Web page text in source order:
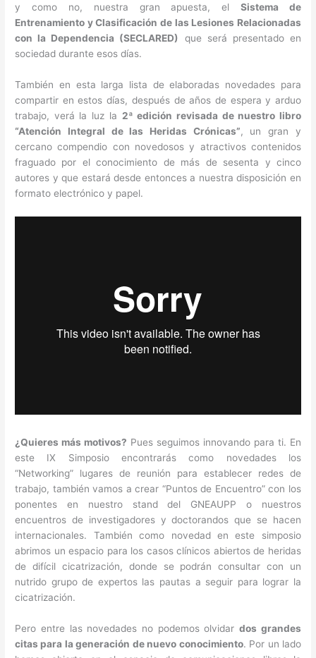
y como no, nuestra gran apuesta, elSistema de
Entrenamiento y Clasificación de las Lesiones Relacionadas
con la Dependencia (SECLARED) que será presentado en
sociedad durante esos días.
También en esta larga lista de elaboradas novedades para
compartir en estos días, después de años de espera y arduo
trabajo, verá la luz la 2ª edición revisada de nuestro libro
“Atención Integral de las Heridas Crónicas”, un gran y
cercano compendio con novedosos y atractivos contenidos
fraguado por el conocimiento de más de sesenta y cinco
autores y que estará desde entonces a nuestra disposición en
formato electrónico y papel.
¿Quieres más motivos? Pues seguimos innovando para ti. En
este IX Simposio encontrarás como novedades los
“Networking” lugares de reunión para establecer redes de
trabajo, también vamos a crear “Puntos de Encuentro” con los
ponentes en nuestro stand del GNEAUPP o nuestros
encuentros de investigadores y doctorandos que se hacen
internacionales. También como novedad en este simposio
abrimos un espacio para los casos clínicos abiertos de heridas
de difícil cicatrización, donde se podrán consultar con un
nutrido grupo de expertos las pautas a seguir para lograr la
cicatrización.
Pero entre las novedades no podemos olvidardos grandes
citas para la generación de nuevo conocimiento. Por un lado